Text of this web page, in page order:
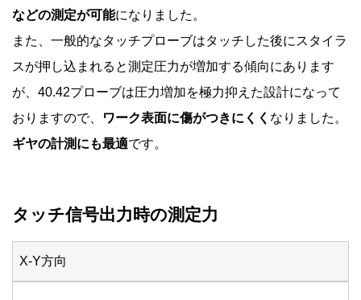
などの測定が可能になりました。
また、一般的なタッチプローブはタッチした後にスタイラ
スが押し込まれると測定圧力が増加する傾向にあります
が、40.42プローブは圧力増加を極力抑えた設計になって
おりますので、
ワーク表面に傷がつきにくく なりました。
ギヤの計測にも最適です。
タッチ信号出力時の測定力
X-Y方向